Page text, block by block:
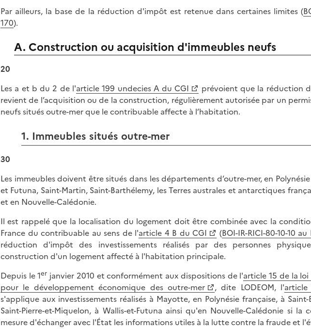
Par ailleurs, la base de la réduction d'impôt est retenue dans certaines limites (
170).
A. Construction ou acquisition d'immeubles neufs
20
Les a et b du 2 de l'article 199 undecies A du CGI
prévoient que la réduction
revient de l’acquisition ou de la construction, régulièrement autorisée par un
neufs situés outre-mer que le contribuable affecte à l’habitation.
1. Immeubles situés outre-mer
30
Les immeubles doivent être situés dans les départements d’outre-mer, en
et Futuna, Saint-Martin, Saint-Barthélemy, les Terres australes et antarctiques
et en Nouvelle-Calédonie.
Il est rappelé que la localisation du logement doit être combinée avec la
France du contribuable au sens de l'article 4 B du CGI (BOI-IR-RICI-80-10-10 au
réduction d'impôt des investissements réalisés par des personnes
construction d'un logement affecté à l'habitation principale.
Depuis le 1er janvier 2010 et conformément aux dispositions de l'article 15 de la
pour le développement économique des outre-mer
, dite LODEOM, l'
s'applique aux investissements réalisés à Mayotte, en Polynésie française, à
Saint-Pierre-et-Miquelon, à Wallis-et-Futuna ainsi qu'en Nouvelle-Calédonie si
mesure d'échanger avec l'État les informations utiles à la lutte contre la fraude et